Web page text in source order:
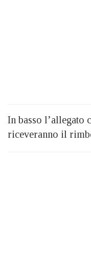
In basso l’allegato
riceveranno il